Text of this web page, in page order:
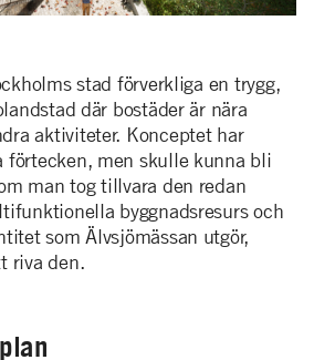
stad förverkliga en trygg,
där bostäder är nära
aktiviteter. Konceptet har
förtecken, men skulle kunna bli
man tog tillvara den redan
byggnadsresurs och
som Älvsjömässan utgör,
riva den.